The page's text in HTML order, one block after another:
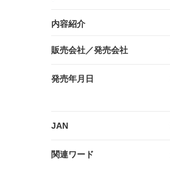
内容紹介
販売会社／発売会社
発売年月日
JAN
関連ワード